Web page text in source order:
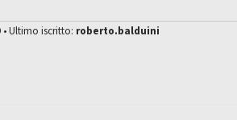
• Ultimo iscritto: roberto.balduini